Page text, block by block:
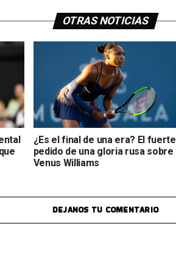
OTRAS NOTICIAS
¿Es el final de una era? El fuerte
pedido de una gloria rusa sobre
Venus Williams
DEJANOS TU COMENTARIO